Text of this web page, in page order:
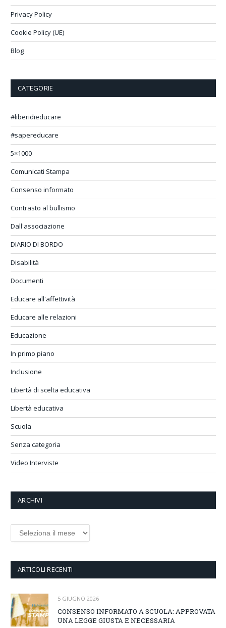
Privacy Policy
Cookie Policy (UE)
Blog
CATEGORIE
#liberidieducare
#sapereducare
5×1000
Comunicati Stampa
Consenso informato
Contrasto al bullismo
Dall'associazione
DIARIO DI BORDO
Disabilità
Documenti
Educare all'affettività
Educare alle relazioni
Educazione
In primo piano
Inclusione
Libertà di scelta educativa
Libertà educativa
Scuola
Senza categoria
Video Interviste
ARCHIVI
Archivi
ARTICOLI RECENTI
5 GIUGNO 2026
CONSENSO INFORMATO A SCUOLA: APPROVATA
UNA LEGGE GIUSTA E NECESSARIA